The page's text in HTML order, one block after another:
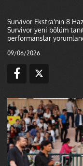
Survivor Ekstra'nın 8
Survivor yeni bölüm
performanslar
09/06/2026